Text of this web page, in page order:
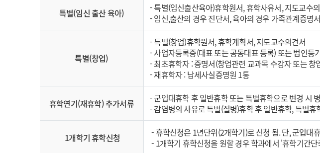
특별(임신 출산 육아)
- 특별(임신출산육아)휴학원서, 휴학사유서, 지도교수
- 임신,출산의 경우 진단서, 육아의 경우 가족관계증명서
특별(창업)
- 특별(창업)휴학원서, 휴학계획서, 지도교수의견서
- 사업자등록증(대표 또는 공동대표 등록) 또는 법인등
- 최초휴학자 : 증명서(창업관련 교과목 수강자 또는 창
- 재휴학자 : 납세사실증명원 1통
휴학연기(재휴학) 추가서류
- 군입대휴학 후 일반휴학 또는 특별휴학으로 변경 시
- 감염병의 사유로 특별(질병)휴학 후 일반휴학, 특별
1개학기 휴학신청
- 휴학신청은 1년단위(2개학기)로 신청 됨. 단, 군입대
- 1개학기 휴학신청을 원할 경우 학과에서 '휴학기간